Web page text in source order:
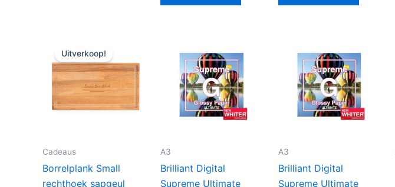
Uitverkoop!
Cadeaus
Borrelplank Small
rechthoek sapgeul
A3
Brilliant Digital
Supreme Ultimate
A3
Brilliant Digital
Supreme Ultimate